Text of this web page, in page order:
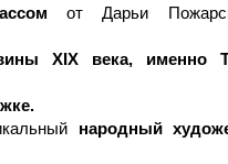
от Дарьи
XIX века, именно
народный